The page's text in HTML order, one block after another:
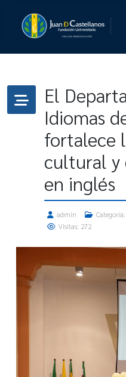
El
Idiomas
fortalece
cultural y
en inglés
admin Categoría:
Visitas: 272